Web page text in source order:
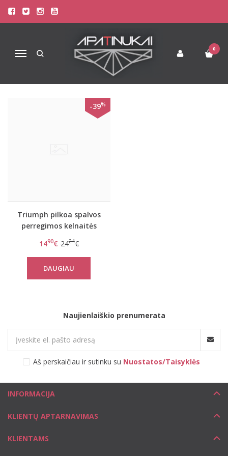
Navigacija
0
PREKIŲ PAIEŠKA - PILKOA
Prekių paieška
-39%
Triumph pilkoa spalvos
perregimos kelnaitės
1490€ 2424€
DAUGIAU
Naujienlaiškio prenumerata
Aš perskaičiau ir sutinku su Nuostatos/Taisyklės
INFORMACIJA
KLIENTŲ APTARNAVIMAS
KLIENTAMS